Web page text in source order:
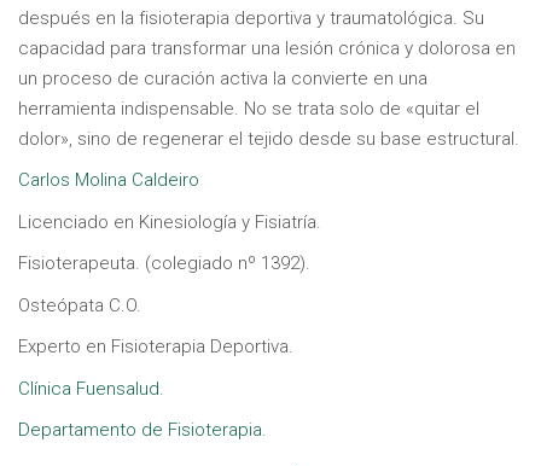
después en la fisioterapia deportiva y traumatológica. Su
capacidad para transformar una lesión crónica y dolorosa en
un proceso de curación activa la convierte en una
herramienta indispensable. No se trata solo de «quitar el
dolor», sino de regenerar el tejido desde su base estructural.
Carlos Molina Caldeiro
Licenciado en Kinesiología y Fisiatría.
Fisioterapeuta. (colegiado nº 1392).
Osteópata C.O.
Experto en Fisioterapia Deportiva.
Clínica Fuensalud.
Departamento de Fisioterapia.